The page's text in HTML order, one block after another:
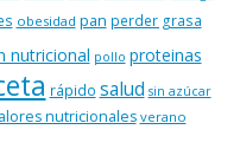
obesidad pan perder grasa
nutricional pollo proteinas
rápido salud sin azúcar
nutricionales verano